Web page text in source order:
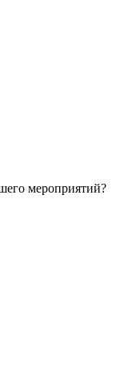
мероприятий?